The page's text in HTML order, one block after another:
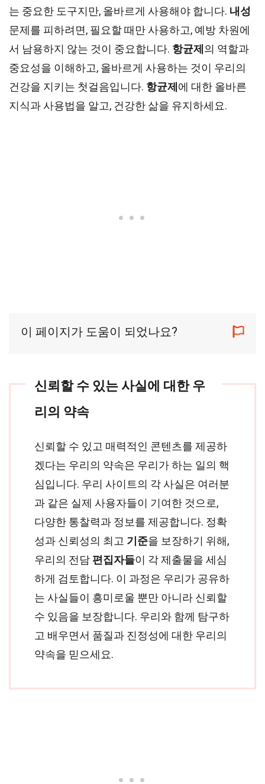
는 중요한 도구지만, 올바르게 사용해야 합니다. 내성
문제를 피하려면, 필요할 때만 사용하고, 예방 차원에
서 남용하지 않는 것이 중요합니다. 항균제 의 역할과
중요성을 이해하고, 올바르게 사용하는 것이 우리의
건강을 지키는 첫걸음입니다. 항균제 에 대한 올바른
지식과 사용법을 알고, 건강한 삶을 유지하세요.
이 페이지가 도움이 되었나요?
신뢰할 수 있는 사실에 대한 우
리의 약속
신뢰할 수 있고 매력적인 콘텐츠를 제공하
겠다는 우리의 약속은 우리가 하는 일의 핵
심입니다. 우리 사이트의 각 사실은 여러분
과 같은 실제 사용자들이 기여한 것으로,
다양한 통찰력과 정보를 제공합니다. 정확
성과 신뢰성의 최고 기준을 보장하기 위해,
우리의 전담 편집자들이 각 제출물을 세심
하게 검토합니다. 이 과정은 우리가 공유하
는 사실들이 흥미로울 뿐만 아니라 신뢰할
수 있음을 보장합니다. 우리와 함께 탐구하
고 배우면서 품질과 진정성에 대한 우리의
약속을 믿으세요.